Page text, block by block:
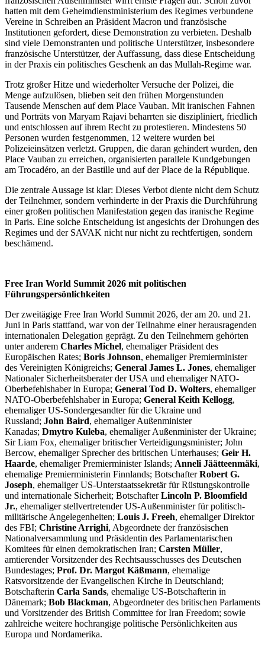
hatten mit dem Geheimdienstministerium des Regimes verbundene
Vereine in Schreiben an Präsident Macron und französische
Institutionen gefordert, diese Demonstration zu verbieten. Deshalb
sind viele Demonstranten und politische Unterstützer, insbesondere
französische Unterstützer, der Auffassung, dass diese Entscheidung
in der Praxis ein politisches Geschenk an das Mullah-Regime war.
Trotz großer Hitze und wiederholter Versuche der Polizei, die
Menge aufzulösen, blieben seit den frühen Morgenstunden
Tausende Menschen auf dem Place Vauban. Mit iranischen Fahnen
und Porträts von Maryam Rajavi beharrten sie diszipliniert, friedlich
und entschlossen auf ihrem Recht zu protestieren. Mindestens 50
Personen wurden festgenommen, 12 weitere wurden bei
Polizeieinsätzen verletzt. Gruppen, die daran gehindert wurden, den
Place Vauban zu erreichen, organisierten parallele Kundgebungen
am Trocadéro, an der Bastille und auf der Place de la République.
Die zentrale Aussage ist klar: Dieses Verbot diente nicht dem Schutz
der Teilnehmer, sondern verhinderte in der Praxis die Durchführung
einer großen politischen Manifestation gegen das iranische Regime
in Paris. Eine solche Entscheidung ist angesichts der Drohungen des
Regimes und der SAVAK nicht nur nicht zu rechtfertigen, sondern
beschämend.
Free Iran World Summit 2026 mit politischen
Führungspersönlichkeiten
Der zweitägige Free Iran World Summit 2026, der am 20. und 21.
Juni in Paris stattfand, war von der Teilnahme einer herausragenden
internationalen Delegation geprägt. Zu den Teilnehmern gehörten
unter anderem Charles Michel, ehemaliger Präsident des
Europäischen Rates; Boris Johnson, ehemaliger Premierminister
des Vereinigten Königreichs; General James L. Jones, ehemaliger
Nationaler Sicherheitsberater der USA und ehemaliger NATO-
Oberbefehlshaber in Europa; General Tod D. Wolters, ehemaliger
NATO-Oberbefehlshaber in Europa; General Keith Kellogg,
ehemaliger US-Sondergesandter für die Ukraine und
Russland; John Baird, ehemaliger Außenminister
Kanadas; Dmytro Kuleba, ehemaliger Außenminister der Ukraine;
Sir Liam Fox, ehemaliger britischer Verteidigungsminister; John
Bercow, ehemaliger Sprecher des britischen Unterhauses; Geir H.
Haarde, ehemaliger Premierminister Islands; Anneli Jäätteenmäki,
ehemalige Premierministerin Finnlands; BotschafterRobert G.
Joseph, ehemaliger US-Unterstaatssekretär für Rüstungskontrolle
und internationale Sicherheit; BotschafterLincoln P. Bloomfield
Jr., ehemaliger stellvertretender US-Außenminister für politisch-
militärische Angelegenheiten; Louis J. Freeh, ehemaliger Direktor
des FBI; Christine Arrighi, Abgeordnete der französischen
Nationalversammlung und Präsidentin des Parlamentarischen
Komitees für einen demokratischen Iran; Carsten Müller,
amtierender Vorsitzender des Rechtsausschusses des Deutschen
Bundestages; Prof. Dr. Margot Käßmann, ehemalige
Ratsvorsitzende der Evangelischen Kirche in Deutschland;
Botschafterin Carla Sands, ehemalige US-Botschafterin in
Dänemark; Bob Blackman, Abgeordneter des britischen Parlaments
und Vorsitzender des British Committee for Iran Freedom; sowie
zahlreiche weitere hochrangige politische Persönlichkeiten aus
Europa und Nordamerika.